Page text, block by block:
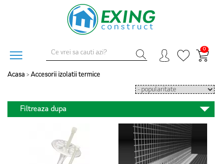
0
Acasa > Accesorii izolatii termice
Filtreaza dupa